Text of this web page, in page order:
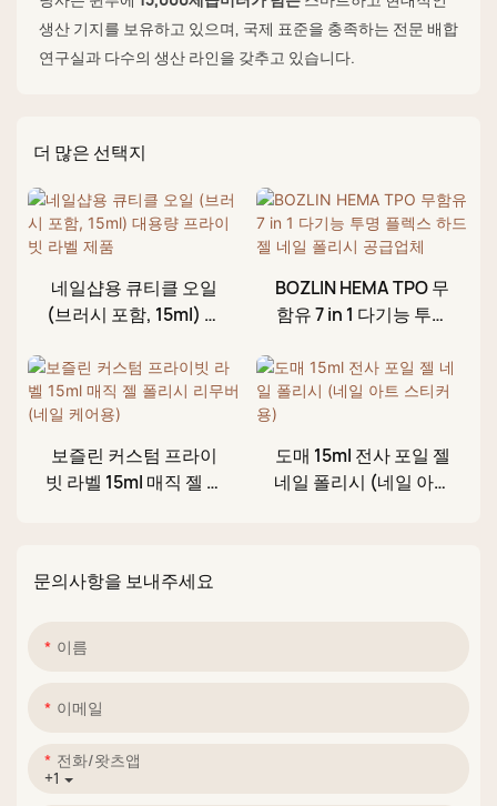
생산 기지를 보유하고 있으며, 국제 표준을 충족하는 전문 배합
연구실과 다수의 생산 라인을 갖추고 있습니다.
더 많은 선택지
네일샵용 큐티클 오일
(브러시 포함, 15ml) 대
품
BOZLIN HEMA TPO 무
함유 7 in 1 다기능 투명
리시 공급업체
보즐린 커스텀 프라이
빗 라벨 15ml 매직 젤 폴
도매 15ml 전사 포일 젤
네일 폴리시 (네일 아트
문의사항을 보내주세요
이름
이메일
+1
전화/왓츠앱